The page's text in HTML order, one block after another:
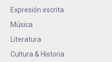
Expresión escrita
Música
Literatura
Cultura & Historia